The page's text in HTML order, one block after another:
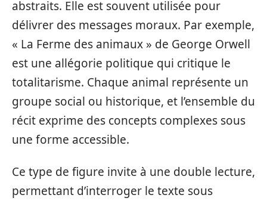
abstraits. Elle est souvent utilisée pour
délivrer des messages moraux. Par exemple,
« La Ferme des animaux » de George Orwell
est une allégorie politique qui critique le
totalitarisme. Chaque animal représente un
groupe social ou historique, et l’ensemble du
récit exprime des concepts complexes sous
une forme accessible.
Ce type de figure invite à une double lecture,
permettant d’interroger le texte sous